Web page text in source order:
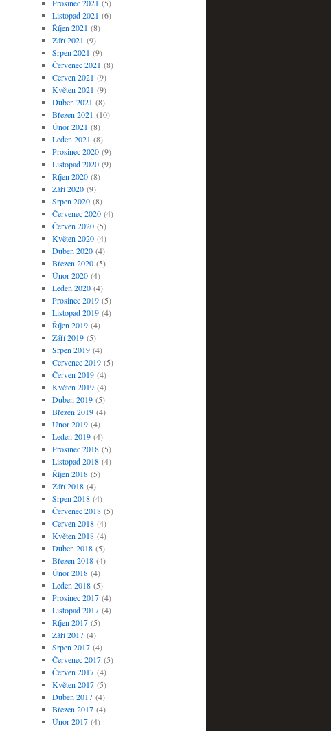
Prosinec 2021 (5)
Listopad 2021 (6)
Říjen 2021 (8)
Září 2021 (9)
Srpen 2021 (9)
Červenec 2021 (8)
Červen 2021 (9)
Květen 2021 (9)
Duben 2021 (8)
Březen 2021 (10)
Únor 2021 (8)
Leden 2021 (8)
Prosinec 2020(9)
Listopad 2020(9)
Říjen 2020(8)
Září 2020(9)
Srpen 2020(8)
Červenec 2020(4)
Červen 2020(5)
Květen 2020(4)
Duben 2020(4)
Březen 2020(5)
Únor 2020(4)
Leden 2020(4)
Prosinec 2019(5)
Listopad 2019(4)
Říjen 2019(4)
Září 2019(5)
Srpen 2019(4)
Červenec 2019(5)
Červen 2019(4)
Květen 2019(4)
Duben 2019(5)
Březen 2019(4)
Únor 2019(4)
Leden 2019(4)
Prosinec 2018(5)
Listopad 2018(4)
Říjen 2018(5)
Září 2018(4)
Srpen 2018(4)
Červenec 2018(5)
Červen 2018(4)
Květen 2018(4)
Duben 2018(5)
Březen 2018(4)
Únor 2018(4)
Leden 2018(5)
Prosinec 2017(4)
Listopad 2017(4)
Říjen 2017(5)
Září 2017(4)
Srpen 2017(4)
Červenec 2017(5)
Červen 2017(4)
Květen 2017(5)
Duben 2017(4)
Březen 2017(4)
Únor 2017(4)